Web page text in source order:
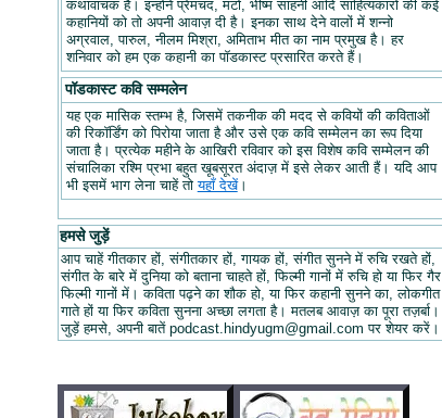
कथावाचक हैं। इन्होंने प्रेमचंद, मंटो, भीष्म साहनी आदि साहित्यकारों की कई
कहानियों को तो अपनी आवाज़ दी है। इनका साथ देने वालों में शन्नो
अग्रवाल, पारुल, नीलम मिश्रा, अमिताभ मीत का नाम प्रमुख है। हर
शनिवार को हम एक कहानी का पॉडकास्ट प्रसारित करते हैं।
पॉडकास्ट कवि सम्मलेन
यह एक मासिक स्तम्भ है, जिसमें तकनीक की मदद से कवियों की कविताओं
की रिकॉर्डिंग को पिरोया जाता है और उसे एक कवि सम्मेलन का रूप दिया
जाता है। प्रत्येक महीने के आखिरी रविवार को इस विशेष कवि सम्मेलन की
संचालिका रश्मि प्रभा बहुत खूबसूरत अंदाज़ में इसे लेकर आती हैं। यदि आप
भी इसमें भाग लेना चाहें तोयहाँ देखें।
हमसे जुड़ें
आप चाहें गीतकार हों, संगीतकार हों, गायक हों, संगीत सुनने में रुचि रखते हों,
संगीत के बारे में दुनिया को बताना चाहते हों, फिल्मी गानों में रुचि हो या फिर गैर
फिल्मी गानों में। कविता पढ़ने का शौक हो, या फिर कहानी सुनने का, लोकगीत
गाते हों या फिर कविता सुनना अच्छा लगता है। मतलब आवाज़ का पूरा तज़र्बा।
जुड़ें हमसे, अपनी बातें podcast.hindyugm@gmail.com पर शेयर करें।